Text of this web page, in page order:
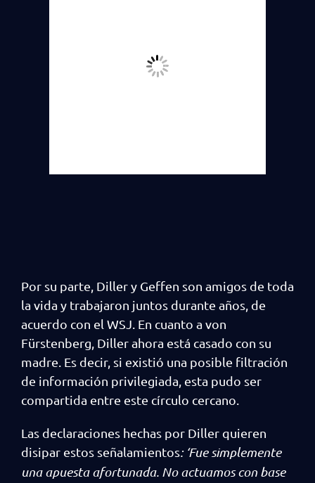
Por su parte, Diller y Geffen son amigos de toda
la vida y trabajaron juntos durante años, de
acuerdo con el WSJ. En cuanto a von
Fürstenberg, Diller ahora está casado con su
madre. Es decir, si existió una posible filtración
de información privilegiada, esta pudo ser
compartida entre este círculo cercano.
Las declaraciones hechas por Diller quieren
disipar estos señalamientos: ‘Fue simplemente
una apuesta afortunada. No actuamos con base